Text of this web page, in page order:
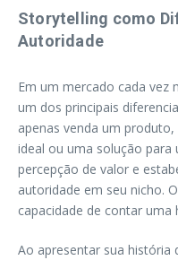
Storytelling como
Autoridade
Em um mercado cada vez
um dos principais
apenas venda um
ideal ou uma solução para
percepção de valor e
autoridade em seu nicho.
capacidade de contar uma
Ao apresentar sua história